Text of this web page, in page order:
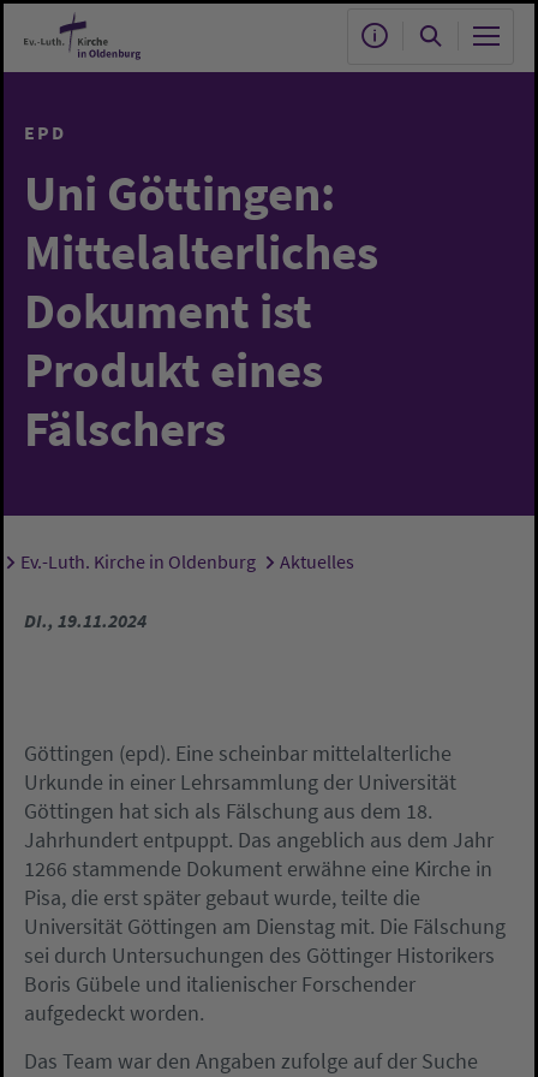
Zum Hauptinhalt springen
EPD
Uni Göttingen:
Mittelalterliches
Dokument ist
Produkt eines
Fälschers
Sie sind hier:
Ev.-Luth. Kirche in Oldenburg Aktuelles
DI., 19.11.2024
Göttingen (epd). Eine scheinbar mittelalterliche
Urkunde in einer Lehrsammlung der Universität
Göttingen hat sich als Fälschung aus dem 18.
Jahrhundert entpuppt. Das angeblich aus dem Jahr
1266 stammende Dokument erwähne eine Kirche in
Pisa, die erst später gebaut wurde, teilte die
Universität Göttingen am Dienstag mit. Die Fälschung
sei durch Untersuchungen des Göttinger Historikers
Boris Gübele und italienischer Forschender
aufgedeckt worden.
Das Team war den Angaben zufolge auf der Suche